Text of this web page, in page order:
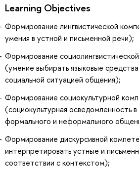
Learning Objectives
Формирование лингвистической
умения в устной и письменной речи);
Формирование
(умение выбирать языковые
социальной ситуацией общения);
Формирование социокультурной
(социокультурная осведомленность в
формального и неформального
Формирование дискурсивной
интерпретировать устные и
соответствии с контекстом);